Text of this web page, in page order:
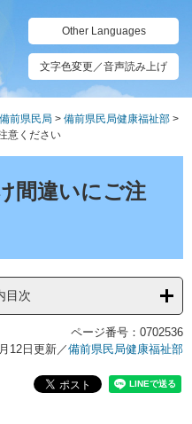
Other Languages
文字色変更／音声読み上げ
備前県民局 > 備前県民局健康福祉部 >
意ください
間違いにご注
目次
ページ番号：0702536
12日更新／備前県民局健康福祉部